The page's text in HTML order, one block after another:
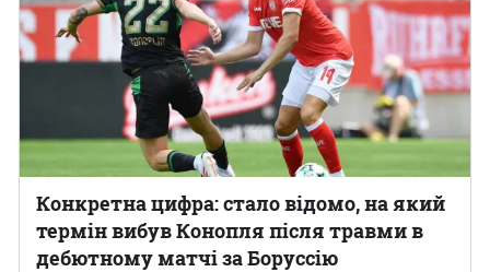
Конкретна цифра: стало відомо, на який
термін вибув Конопля після травми в
дебютному матчі за Боруссію